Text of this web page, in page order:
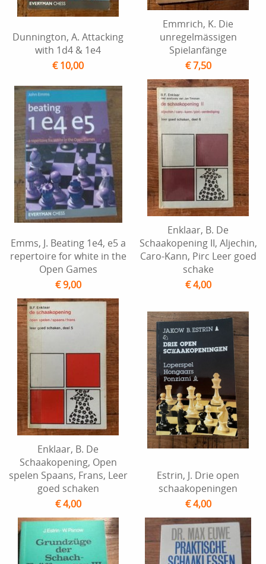
Dunnington, A. Attacking
with 1d4 & 1e4
€ 10,00
Emmrich, K. Die
unregelmässigen
Spielanfänge
€ 7,50
Emms, J. Beating 1e4, e5 a
repertoire for white in the
Open Games
€ 9,00
Enklaar, B. De
Schaakopening II, Aljechin,
Caro-Kann, Pirc Leer goed
schake
€ 4,00
Enklaar, B. De
Schaakopening, Open
spelen Spaans, Frans, Leer
goed schaken
€ 4,00
Estrin, J. Drie open
schaakopeningen
€ 4,00